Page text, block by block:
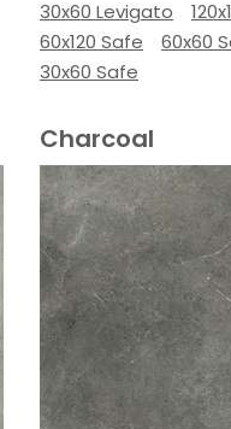
30x60 Levigato
60x120 Safe
60x60
30x60 Safe
Charcoal